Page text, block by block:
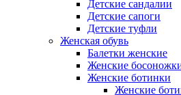
Детские сандалии
Детские сапоги
Детские туфли
Женская обувь
Балетки женские
Женские
Женские ботинки
Женские